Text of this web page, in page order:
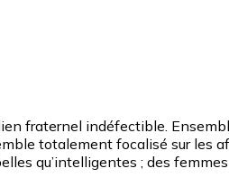
fraternel indéfectible.
totalement focalisé sur les
qu’intelligentes ; des